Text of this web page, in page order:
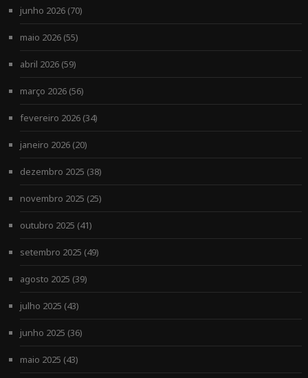
junho 2026(70)
maio 2026(55)
abril 2026(59)
março 2026(56)
fevereiro 2026(34)
janeiro 2026(20)
dezembro 2025 (38)
novembro 2025 (25)
outubro 2025 (41)
setembro 2025 (49)
agosto 2025 (39)
julho 2025 (43)
junho 2025 (36)
maio 2025 (43)